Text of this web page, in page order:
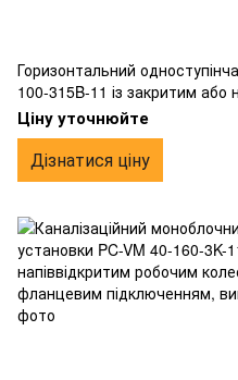
Горизонтальний
100-315B-11 із закритим або
колесом вихрового типу,
виготовлений з чавуну.
Ціну уточнюйте
Дізнатися ціну